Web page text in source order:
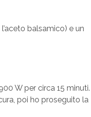
balsamico) e un
W per circa 15 minuti.
poi ho proseguito la